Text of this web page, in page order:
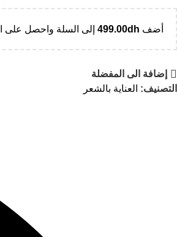
أضف 499.00dh إلى السلة واحصل على
إضافة الى المفضلة
التصنيف: العناية بالشعر